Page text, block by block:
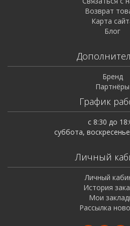
Возврат
Карта
Блог
Бренд
Партнёры
График
с 8:30 до
суббота,
Личный
Личный
История
Мои
Рассылка